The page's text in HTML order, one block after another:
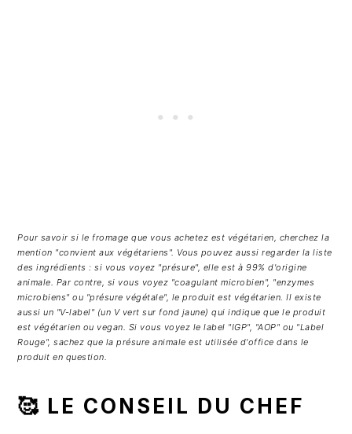
Pour savoir si le fromage que vous achetez est végétarien, cherchez la
mention "convient aux végétariens". Vous pouvez aussi regarder la liste
des ingrédients : si vous voyez "présure", elle est à 99% d'origine
animale. Par contre, si vous voyez "coagulant microbien", "enzymes
microbiens" ou "présure végétale", le produit est végétarien. Il existe
aussi un "V-label" (un V vert sur fond jaune) qui indique que le produit
est végétarien ou vegan. Si vous voyez le label "IGP", "AOP" ou "Label
Rouge", sachez que la présure animale est utilisée d'office dans le
produit en question.
🥰 LE CONSEIL DU CHEF